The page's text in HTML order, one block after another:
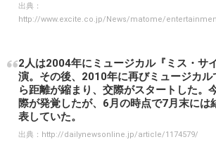
出典：
http://www.excite.co.jp/News/matome/
2人は2004年にミュージカル『ミス・サ
演。その後、2010年に再びミュージカル
ら距離が縮まり、交際がスタートした。
際が発覚したが、6月の時点で7月末には
表していた。
出典： http://dailynewsonline.jp/article/1174579/